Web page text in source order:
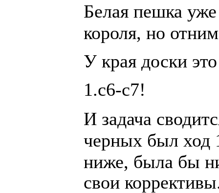
Белая пешка
короля, но
У края доски
1.c6-c7!
И задача
черных был ход
ниже, была бы
свои